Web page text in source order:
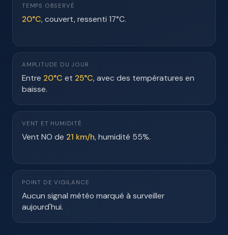
TEMPS OBSERVÉ
20°C, couvert, ressenti 17°C.
AMPLITUDE DU JOUR
Entre 20°C et 25°C, avec des températures en
baisse.
VENT ET HUMIDITÉ
Vent NO de 21 km/h, humidité 55%.
POINT DE VIGILANCE
Aucun signal météo marqué à surveiller
aujourd'hui.